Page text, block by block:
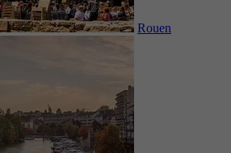
Rouen